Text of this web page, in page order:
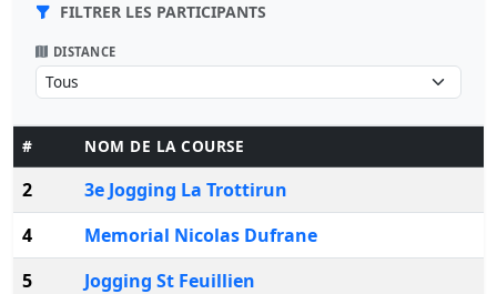
FILTRER LES PARTICIPANTS
DISTANCE
# NOM DE LA COURSE
2
3e Jogging La Trottirun
4
Memorial Nicolas Dufrane
5
Jogging St Feuillien